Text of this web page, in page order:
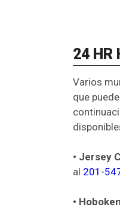
24 HR
Varios
que
• Jersey
al 201-
• Hoboken